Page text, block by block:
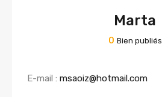
Marta
0 Bien publiés
E-mail : msaoiz@hotmail.com